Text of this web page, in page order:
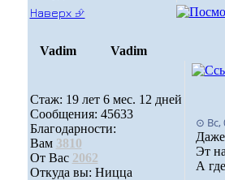
Наверх ⮵
Vadim Vadim
Стаж: 19 лет 6 мес. 12 дней
Сообщения: 45633
Благодарности:
Вам 3810
От Вас 2062
Откуда вы: Ницца
⊙ Вс,
Эт
А